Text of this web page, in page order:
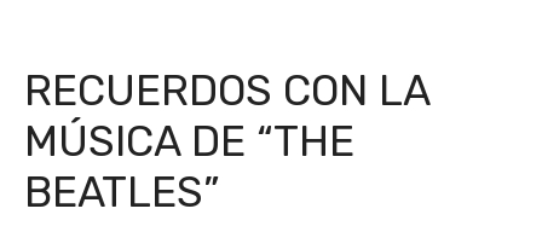
RECUERDOS CON LA
MÚSICA DE “THE
BEATLES”